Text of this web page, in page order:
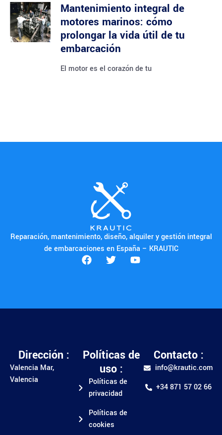
Mantenimiento integral de
motores marinos: cómo
prolongar la vida útil de tu
embarcación
El motor es el corazón de tu
Reparación, mantenimiento, diseño, alquiler y gestión integral
de embarcaciones en España – KRAUTIC
Dirección :
Valencia Mar,
Valencia
Políticas de
uso :
Políticas de
privacidad
Políticas de
cookies
Contacto :
info@krautic.com
+34 871 57 02 66